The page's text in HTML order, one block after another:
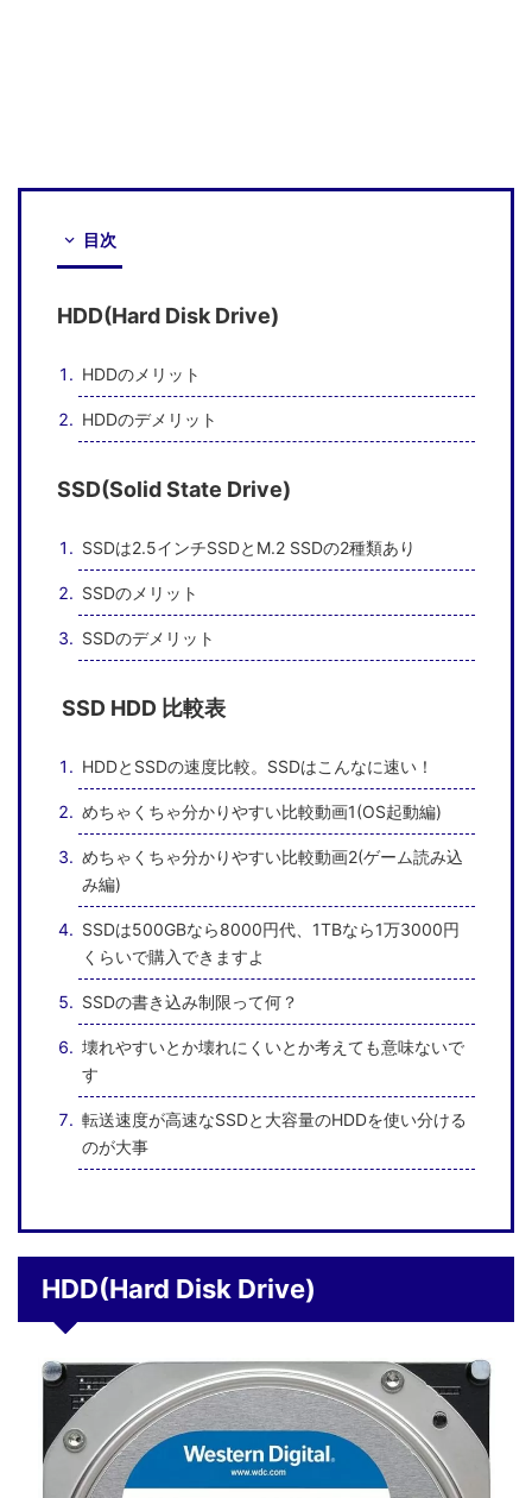
目次
HDD(Hard Disk Drive)
HDDのメリット
HDDのデメリット
SSD(Solid State Drive)
SSDは2.5インチSSDとM.2 SSDの2種類あり
SSDのメリット
SSDのデメリット
SSD HDD 比較表
HDDとSSDの速度比較。SSDはこんなに速い！
めちゃくちゃ分かりやすい比較動画1(OS起動編)
めちゃくちゃ分かりやすい比較動画2(ゲーム読み込
み編)
SSDは500GBなら8000円代、1TBなら1万3000円
くらいで購入できますよ
SSDの書き込み制限って何？
壊れやすいとか壊れにくいとか考えても意味ないで
す
転送速度が高速なSSDと大容量のHDDを使い分ける
のが大事
HDD(Hard Disk Drive)